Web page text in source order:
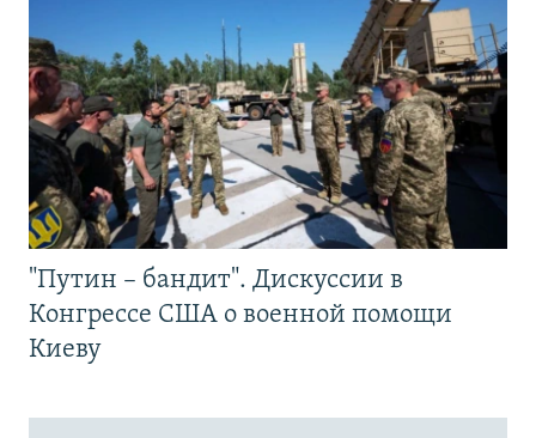
"Путин – бандит". Дискуссии в
Конгрессе США о военной помощи
Киеву